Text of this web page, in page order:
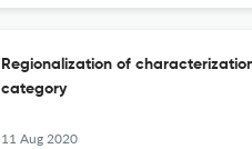
Regionalization of
category
11 Aug 2020